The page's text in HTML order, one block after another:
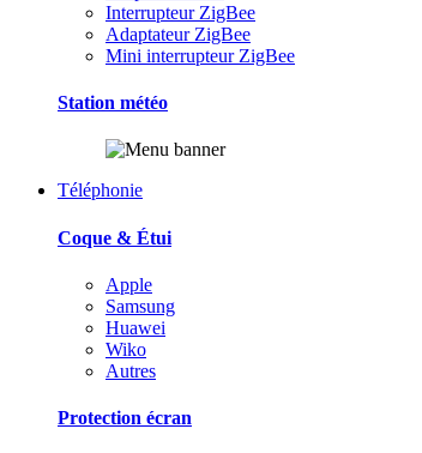
Interrupteur ZigBee
Adaptateur ZigBee
Mini interrupteur ZigBee
Station météo
Téléphonie
Coque & Étui
Apple
Samsung
Huawei
Wiko
Autres
Protection écran